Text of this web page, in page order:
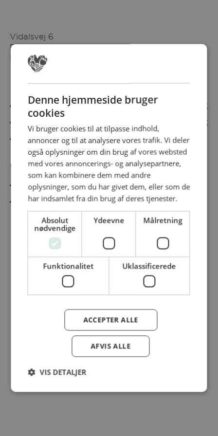
Vidalsvej 6
DK-9230 Svenstrup
Denmark
Besøg vores messesites
Cateringmesse Nord Cateringmesse Midt
Cateringmesse Øst
Cateringmesse Thy
Information
Cookiepolitk
Persondatapolitik
© Dansk Cater A/S - All rights reserved
Denne hjemmeside bruger
cookies
Vi bruger cookies til at tilpasse indhold,
annoncer og til at analysere vores trafik. Vi deler
også oplysninger om din brug af vores websted
med vores annoncerings- og analysepartnere,
som kan kombinere dem med andre
oplysninger, som du har givet dem, eller som de
har indsamlet fra din brug af deres tjenester.
Absolut
nødvendige
Ydeevne Målretning
Funktionalitet Uklassificerede
ACCEPTER ALLE
AFVIS ALLE
VIS DETALJER